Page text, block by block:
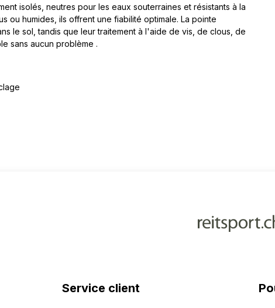
isolés, neutres pour les eaux souterraines et résistants à la
ou humides, ils offrent une fiabilité optimale. La pointe
le sol, tandis que leur traitement à l'aide de vis, de clous, de
sans aucun problème .
Service client